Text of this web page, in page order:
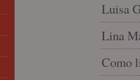
Luisa
Lina
Como